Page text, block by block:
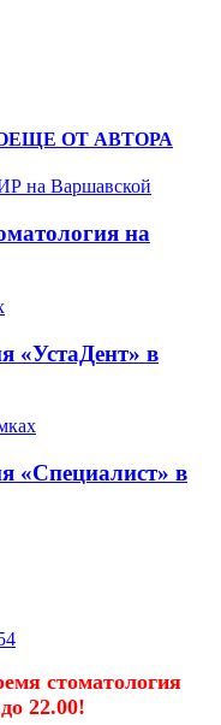
ЕЩЕ ОТ АВТОРА
на
«УстаДент» в
«Специалист» в
стоматология
22.00!